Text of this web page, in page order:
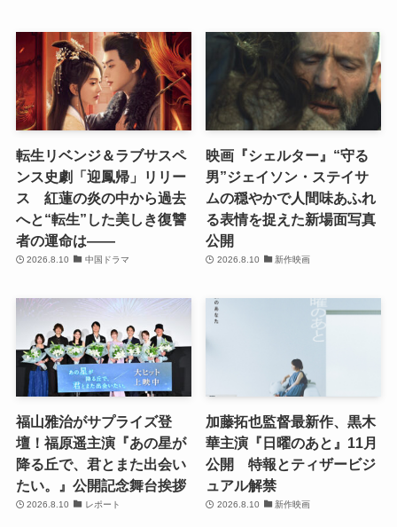
転生リベンジ＆ラブサスペ
ンス史劇「迎鳳帰」リリー
ス 紅蓮の炎の中から過去
へと“転生”した美しき復讐
者の運命は――
2026.8.10 中国ドラマ
映画『シェルター』“守る
男”ジェイソン・ステイサ
ムの穏やかで人間味あふれ
る表情を捉えた新場面写真
公開
2026.8.10 新作映画
福山雅治がサプライズ登
壇！福原遥主演『あの星が
降る丘で、君とまた出会い
たい。』公開記念舞台挨拶
2026.8.10 レポート
加藤拓也監督最新作、黒木
華主演『日曜のあと』11月
公開 特報とティザービジ
ュアル解禁
2026.8.10 新作映画